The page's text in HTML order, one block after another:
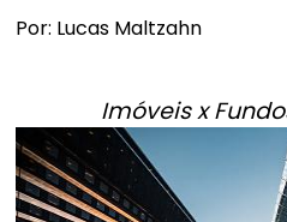
Por: Lucas Maltzahn
Imóveis x